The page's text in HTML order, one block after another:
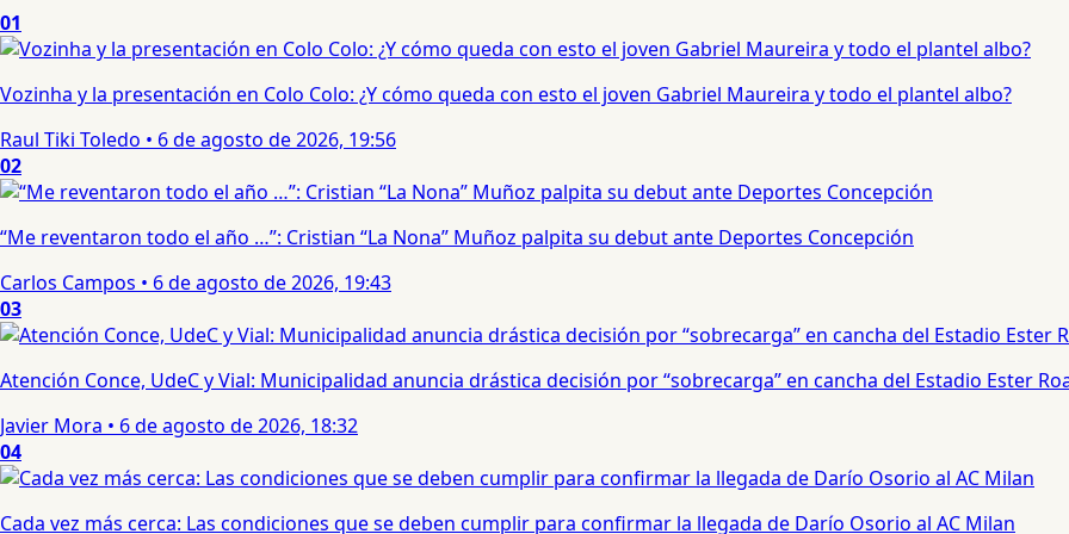
01
Vozinha y la presentación en Colo Colo: ¿Y cómo queda con esto el joven Gabriel Maureira y todo el plantel albo?
Raul Tiki Toledo • 6 de agosto de 2026, 19:56
02
“Me reventaron todo el año …”: Cristian “La Nona” Muñoz palpita su debut ante Deportes Concepción
Carlos Campos • 6 de agosto de 2026, 19:43
03
Atención Conce, UdeC y Vial: Municipalidad anuncia drástica decisión por “sobrecarga” en cancha del Estadio Ester
Javier Mora • 6 de agosto de 2026, 18:32
04
Cada vez más cerca: Las condiciones que se deben cumplir para confirmar la llegada de Darío Osorio al AC Milan